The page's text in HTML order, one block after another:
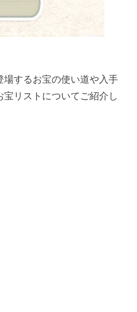
場するお宝の使い道や入手
リストについてご紹介し